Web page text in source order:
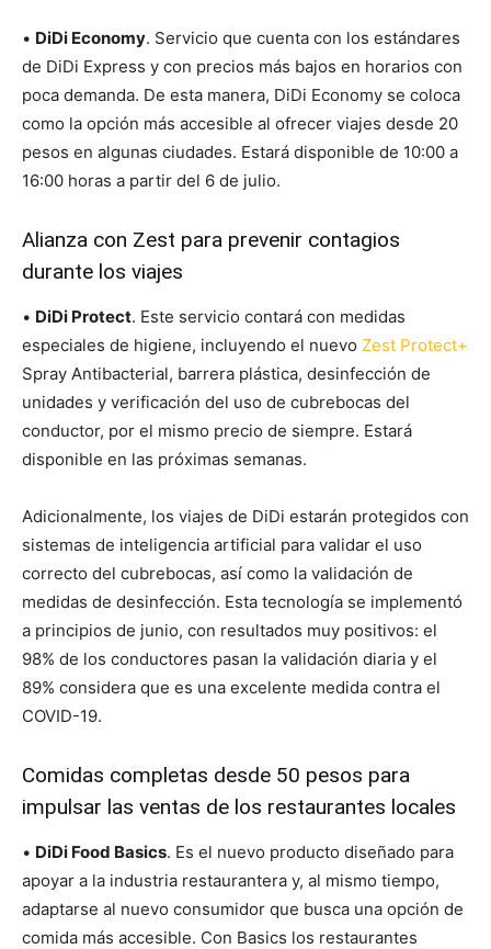
• DiDi Economy. Servicio que cuenta con los estándares
de DiDi Express y con precios más bajos en horarios con
poca demanda. De esta manera, DiDi Economy se coloca
como la opción más accesible al ofrecer viajes desde 20
pesos en algunas ciudades. Estará disponible de 10:00 a
16:00 horas a partir del 6 de julio.
Alianza con Zest para prevenir contagios
durante los viajes
• DiDi Protect. Este servicio contará con medidas
especiales de higiene, incluyendo el nuevo Zest Protect+
Spray Antibacterial, barrera plástica, desinfección de
unidades y verificación del uso de cubrebocas del
conductor, por el mismo precio de siempre. Estará
disponible en las próximas semanas.
Adicionalmente, los viajes de DiDi estarán protegidos con
sistemas de inteligencia artificial para validar el uso
correcto del cubrebocas, así como la validación de
medidas de desinfección. Esta tecnología se implementó
a principios de junio, con resultados muy positivos: el
98% de los conductores pasan la validación diaria y el
89% considera que es una excelente medida contra el
COVID-19.
Comidas completas desde 50 pesos para
impulsar las ventas de los restaurantes locales
• DiDi Food Basics. Es el nuevo producto diseñado para
apoyar a la industria restaurantera y, al mismo tiempo,
adaptarse al nuevo consumidor que busca una opción de
comida más accesible. Con Basics los restaurantes